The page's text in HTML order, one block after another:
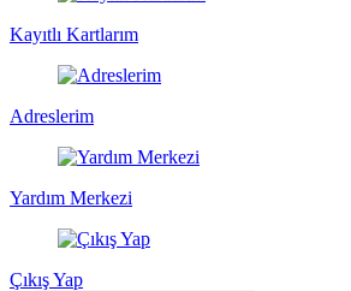
Kayıtlı Kartlarım
Adreslerim
Yardım Merkezi
Çıkış Yap